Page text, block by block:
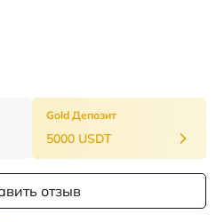
Gold Депозит
5000 USDT
отзыв